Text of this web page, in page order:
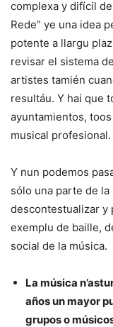
complexa y difícil
Rede” ye una idea
potente a llargu
revisar el sistema
artistes tamién
resultáu. Y hai que
ayuntamientos,
musical profesional.
Y nun podemos
sólo una parte de
descontestualizar y
exemplu de baille,
social de la música.
La música
años un mayor
grupos o